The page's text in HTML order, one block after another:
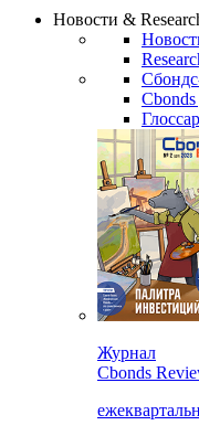
Новости &
Журнал
Cbonds